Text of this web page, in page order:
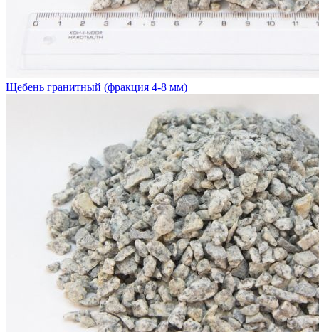
Щебень гранитный (фракция 4-8 мм)